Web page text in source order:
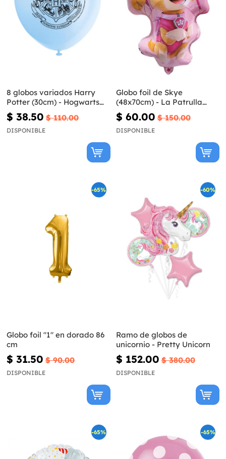
8 globos variados Harry
Potter (30cm) - Hogwarts
Houses
$ 38.50 $ 110.00
DISPONIBLE
Globo foil de Skye
(48x70cm) - La Patrulla
Canina
$ 60.00 $ 150.00
DISPONIBLE
-65%
Globo foil "1" en dorado 86
cm
$ 31.50 $ 90.00
DISPONIBLE
-60%
Ramo de globos de
unicornio - Pretty Unicorn
$ 152.00 $ 380.00
DISPONIBLE
-65% -65%